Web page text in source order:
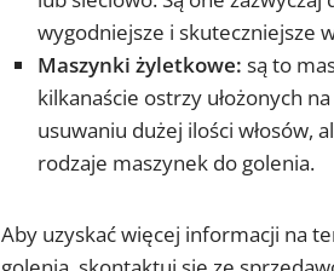
wygodniejsze i skuteczniejsze
Maszynki żyletkowe: są to
kilkanaście ostrzy ułożonych
usuwaniu dużej ilości włosów,
rodzaje maszynek do golenia.
Aby uzyskać więcej informacji na